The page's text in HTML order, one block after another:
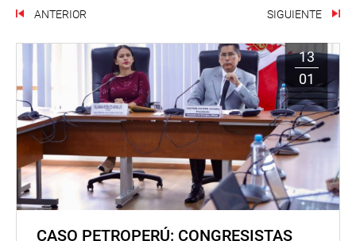
ANTERIOR SIGUIENTE
13
01
CASO PETROPERÚ: CONGRESISTAS